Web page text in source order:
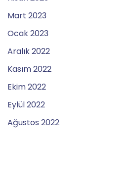
Mart 2023
Ocak 2023
Aralık 2022
Kasım 2022
Ekim 2022
Eylül 2022
Ağustos 2022